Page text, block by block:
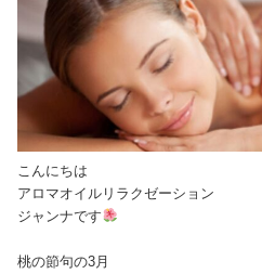
こんにちは
アロマオイルリラクゼーション
ジャンナです
桃の節句の3月